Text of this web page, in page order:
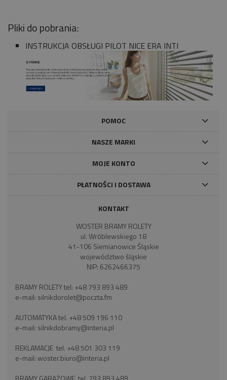
Pliki do pobrania:
INSTRUKCJA OBSŁUGI PILOT NICE ERA INTI
POMOC
NASZE MARKI
MOJE KONTO
PŁATNOŚCI I DOSTAWA
KONTAKT
WOSTER BRAMY ROLETY
ul. Wróblewskiego 18
41-106 Siemianowice Śląskie
województwo śląskie
NIP: 6262466375
BRAMY ROLETY tel: +48 793 893 489
e-mail: silnikdorolet@poczta.fm
AUTOMATYKA tel. +48 509 196 110
e-mail: silnikdobramy@interia.pl
REKLAMACJE tel. +48 501 303 119
e-mail:woster.biuro@interia.pl